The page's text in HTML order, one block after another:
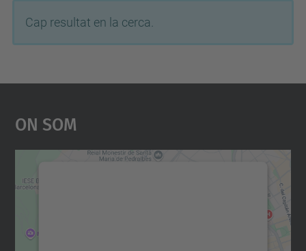
Cap resultat en la cerca.
On Som